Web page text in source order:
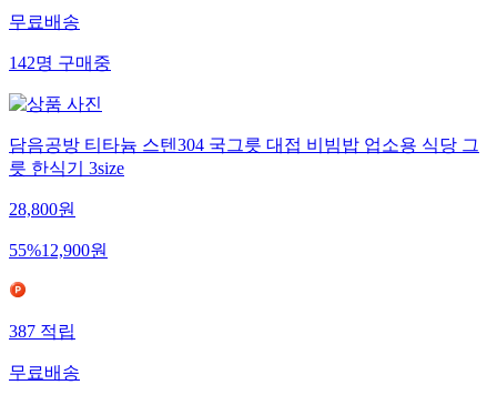
무료배송
142명구매중
담음공방 티타늄 스텐304 국그릇 대접 비빔밥 업소용 식당 그
릇 한식기 3size
28,800원
55%12,900원
387적립
무료배송